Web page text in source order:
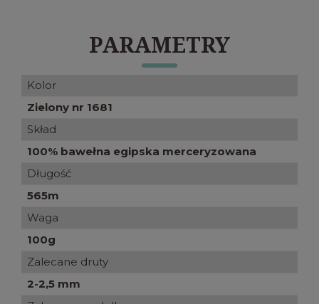
PARAMETRY
Kolor
Zielony nr 1681
Skład
100% bawełna egipska merceryzowana
Długość
565m
Waga
100g
Zalecane druty
2-2,5 mm